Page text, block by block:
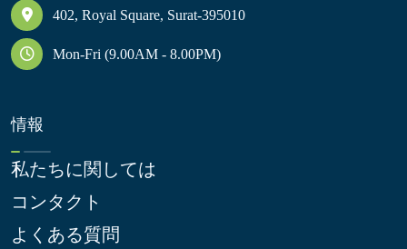
402, Royal Square, Surat-395010
Mon-Fri (9.00AM - 8.00PM)
情報
私たちに関しては
コンタクト
よくある質問